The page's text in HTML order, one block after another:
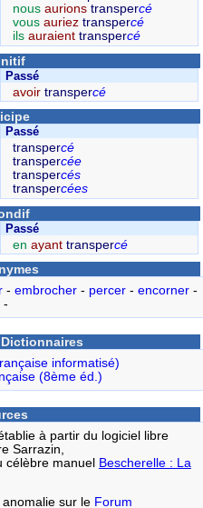
nousaurions transpercé
vousauriez transpercé
ilsauraient transpercé
Passé
avoir transpercé
Passé
transpercé
transpercée
transpercés
transpercées
Passé
enayant transpercé
- embrocher- percer- encorner-
-
informatisé)
(8ème éd.)
à partir du logiciel libre
Sarrazin,
célèbre manuel Bescherelle : La
sur le Forum